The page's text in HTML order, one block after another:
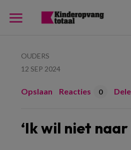
OUDERS
12 SEP 2024
Opslaan Reacties 0
‘Ik wil niet naar